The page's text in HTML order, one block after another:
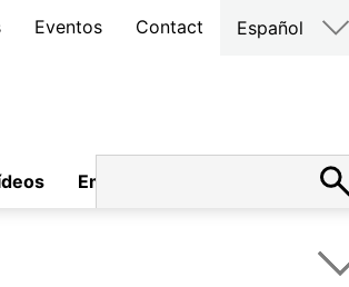
Eventos Contact Español
Empleo